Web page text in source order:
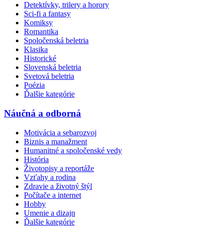
Detektívky, trilery a horory
Sci-fi a fantasy
Komiksy
Romantika
Spoločenská beletria
Klasika
Historické
Slovenská beletria
Svetová beletria
Poézia
Ďalšie kategórie
Náučná a odborná
Motivácia a sebarozvoj
Biznis a manažment
Humanitné a spoločenské vedy
História
Životopisy a reportáže
Vzťahy a rodina
Zdravie a životný štýl
Počítače a internet
Hobby
Umenie a dizajn
Ďalšie kategórie